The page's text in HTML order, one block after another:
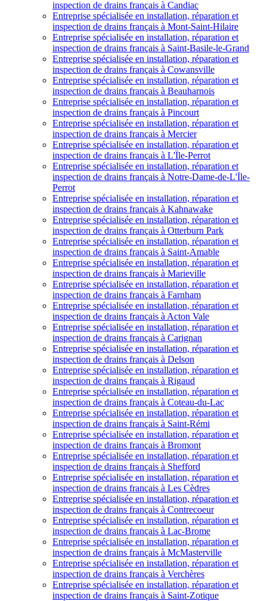
inspection de drains français à Candiac
Entreprise spécialisée en installation, réparation et
inspection de drains français à Mont-Saint-Hilaire
Entreprise spécialisée en installation, réparation et
inspection de drains français à Saint-Basile-le-Grand
Entreprise spécialisée en installation, réparation et
inspection de drains français à Cowansville
Entreprise spécialisée en installation, réparation et
inspection de drains français à Beauharnois
Entreprise spécialisée en installation, réparation et
inspection de drains français à Pincourt
Entreprise spécialisée en installation, réparation et
inspection de drains français à Mercier
Entreprise spécialisée en installation, réparation et
inspection de drains français à L'Ïle-Perrot
Entreprise spécialisée en installation, réparation et
inspection de drains français à Notre-Dame-de-L'Ïle-
Perrot
Entreprise spécialisée en installation, réparation et
inspection de drains français à Kahnawake
Entreprise spécialisée en installation, réparation et
inspection de drains français à Otterburn Park
Entreprise spécialisée en installation, réparation et
inspection de drains français à Saint-Amable
Entreprise spécialisée en installation, réparation et
inspection de drains français à Marieville
Entreprise spécialisée en installation, réparation et
inspection de drains français à Farnham
Entreprise spécialisée en installation, réparation et
inspection de drains français à Acton Vale
Entreprise spécialisée en installation, réparation et
inspection de drains français à Carignan
Entreprise spécialisée en installation, réparation et
inspection de drains français à Delson
Entreprise spécialisée en installation, réparation et
inspection de drains français à Rigaud
Entreprise spécialisée en installation, réparation et
inspection de drains français à Coteau-du-Lac
Entreprise spécialisée en installation, réparation et
inspection de drains français à Saint-Rémi
Entreprise spécialisée en installation, réparation et
inspection de drains français à Bromont
Entreprise spécialisée en installation, réparation et
inspection de drains français à Shefford
Entreprise spécialisée en installation, réparation et
inspection de drains français à Les Cèdres
Entreprise spécialisée en installation, réparation et
inspection de drains français à Contrecoeur
Entreprise spécialisée en installation, réparation et
inspection de drains français à Lac-Brome
Entreprise spécialisée en installation, réparation et
inspection de drains français à McMasterville
Entreprise spécialisée en installation, réparation et
inspection de drains français à Verchères
Entreprise spécialisée en installation, réparation et
inspection de drains français à Saint-Zotique